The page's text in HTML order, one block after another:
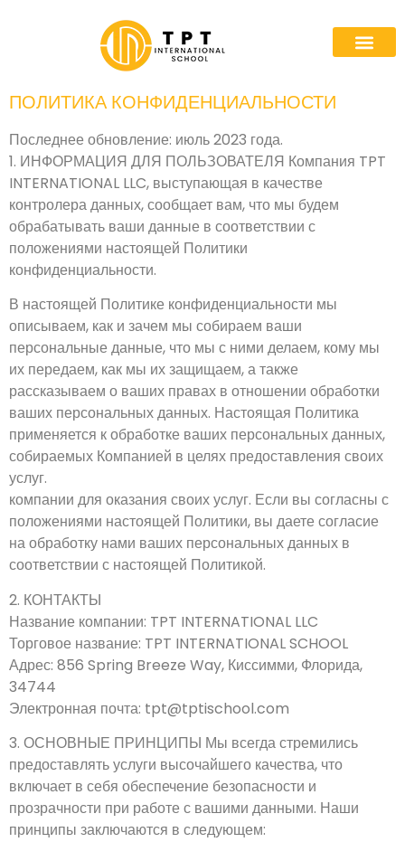
ПОЛИТИКА КОНФИДЕНЦИАЛЬНОСТИ
Последнее обновление: июль 2023 года.
1. ИНФОРМАЦИЯ ДЛЯ ПОЛЬЗОВАТЕЛЯ Компания TPT
INTERNATIONAL LLC, выступающая в качестве
контролера данных, сообщает вам, что мы будем
обрабатывать ваши данные в соответствии с
положениями настоящей Политики
конфиденциальности.
В настоящей Политике конфиденциальности мы
описываем, как и зачем мы собираем ваши
персональные данные, что мы с ними делаем, кому мы
их передаем, как мы их защищаем, а также
рассказываем о ваших правах в отношении обработки
ваших персональных данных. Настоящая Политика
применяется к обработке ваших персональных данных,
собираемых Компанией в целях предоставления своих
услуг.
компании для оказания своих услуг. Если вы согласны с
положениями настоящей Политики, вы даете согласие
на обработку нами ваших персональных данных в
соответствии с настоящей Политикой.
2. КОНТАКТЫ
Название компании: TPT INTERNATIONAL LLC
Торговое название: TPT INTERNATIONAL SCHOOL
Адрес: 856 Spring Breeze Way, Киссимми, Флорида,
34744
Электронная почта: tpt@tptischool.com
3. ОСНОВНЫЕ ПРИНЦИПЫ Мы всегда стремились
предоставлять услуги высочайшего качества, что
включает в себя обеспечение безопасности и
прозрачности при работе с вашими данными. Наши
принципы заключаются в следующем: